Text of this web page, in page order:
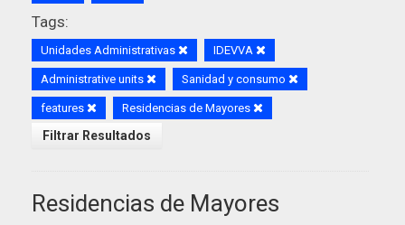
Tags:
Unidades Administrativas IDEVVA
Administrative units Sanidad y consumo
features Residencias de Mayores
Filtrar Resultados
Residencias de Mayores